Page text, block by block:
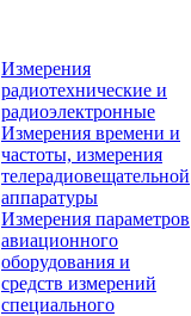
Измерения
радиотехнические и
радиоэлектронные
Измерения времени и
частоты, измерения
телерадиовещательной
аппаратуры
Измерения параметров
авиационного
оборудования и
средств измерений
специального